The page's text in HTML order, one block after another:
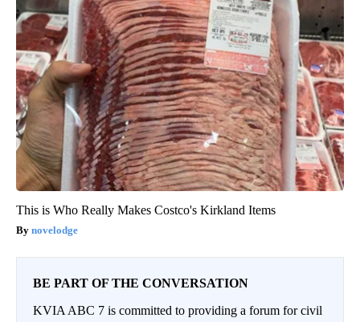
This is Who Really Makes Costco's Kirkland Items
novelodge
BE PART OF THE CONVERSATION
KVIA ABC 7 is committed to providing a forum for civil